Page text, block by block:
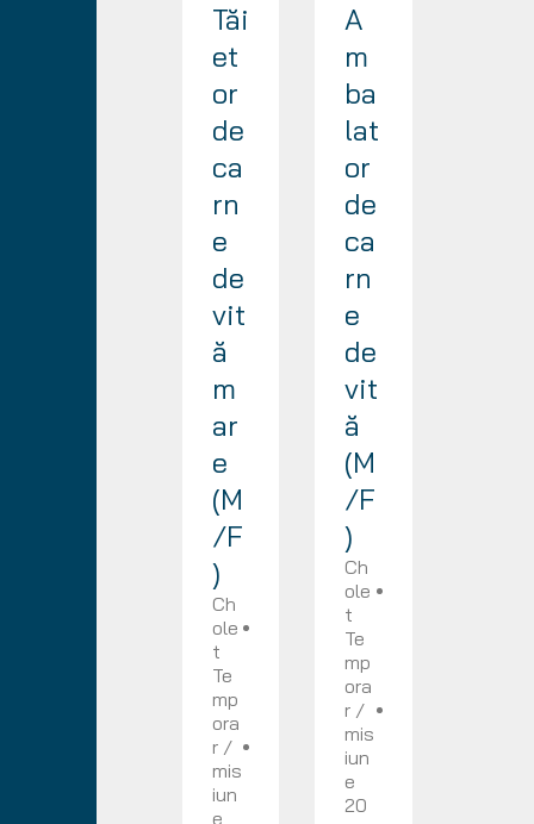
Tăi
et
or
de
ca
rn
e
de
vit
ă
m
ar
e
(M
/F
)
Ch
ole
t
Te
mp
ora
r /
mis
iun
e
A
m
ba
lat
or
de
ca
rn
e
de
vit
ă
(M
/F
)
Ch
ole
t
Te
mp
ora
r /
mis
iun
e
20